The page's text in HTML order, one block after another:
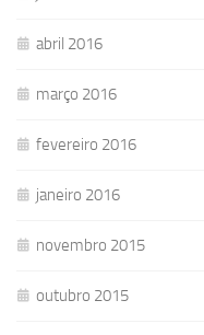
abril 2016
março 2016
fevereiro 2016
janeiro 2016
novembro 2015
outubro 2015